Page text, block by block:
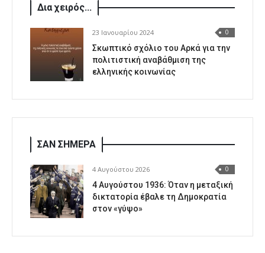
Δια χειρός...
23 Ιανουαρίου 2024 0
Σκωπτικό σχόλιο του Αρκά για την
πολιτιστική αναβάθμιση της
ελληνικής κοινωνίας
ΣΑΝ ΣΗΜΕΡΑ
4 Αυγούστου 2026 0
4 Αυγούστου 1936: Όταν η μεταξική
δικτατορία έβαλε τη Δημοκρατία
στον «γύψο»